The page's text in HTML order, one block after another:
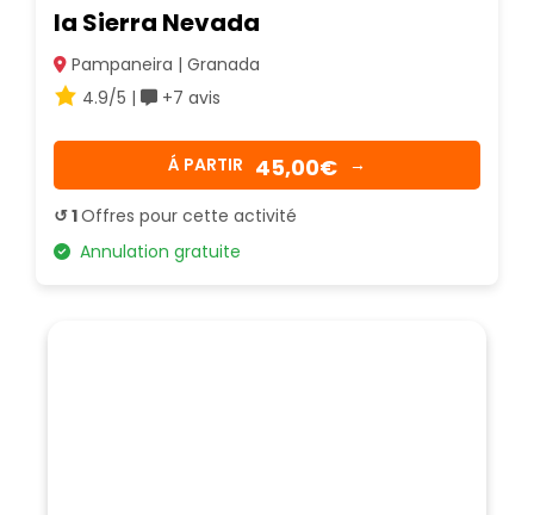
la Sierra Nevada
Pampaneira | Granada
4.9/5 |
+7 avis
Á PARTIR 45,00€ →
↺ 1Offres pour cette activité
Annulation gratuite